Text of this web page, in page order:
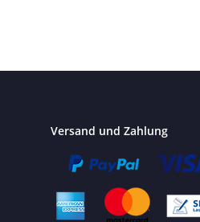
Versand und Zahlung